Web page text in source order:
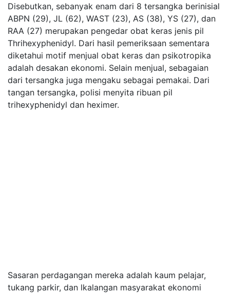
Disebutkan, sebanyak enam dari 8 tersangka berinisial
ABPN (29), JL (62), WAST (23), AS (38), YS (27), dan
RAA (27) merupakan pengedar obat keras jenis pil
Thrihexyphenidyl. Dari hasil pemeriksaan sementara
diketahui motif menjual obat keras dan psikotropika
adalah desakan ekonomi. Selain menjual, sebagaian
dari tersangka juga mengaku sebagai pemakai. Dari
tangan tersangka, polisi menyita ribuan pil
trihexyphenidyl dan heximer.
Sasaran perdagangan mereka adalah kaum pelajar,
tukang parkir, dan lkalangan masyarakat ekonomi